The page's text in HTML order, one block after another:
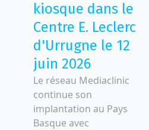
kiosque dans le
Centre E. Leclerc
d'Urrugne le 12
juin 2026
Le réseau Mediaclinic
continue son
implantation au Pays
Basque avec